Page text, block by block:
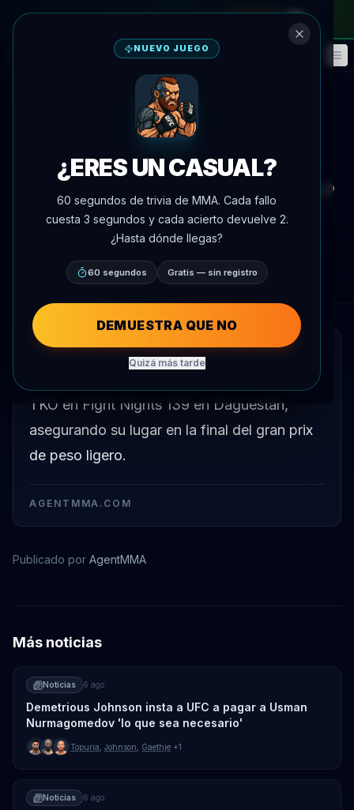
🎮 Fantasía Eventos
Noticias
Ahmed Aliyev Noquea a Tumer
Ondar para Llegar a la Final del GP
de Peso Ligero de Fight Nights
AgentMMA.com
RESUMEN RÁPIDO
TKO en Fight Nights 139 en Daguestán,
asegurando su lugar en la final del gran prix
de peso ligero.
AGENTMMA.COM
Publicado por AgentMMA
Más noticias
Noticias 6 ago
Demetrious Johnson insta a UFC a pagar a Usman
Nurmagomedov 'lo que sea necesario'
Topuria Johnson Gaethje +1
Noticias 6 ago
NUEVO JUEGO
¿ERES UN CASUAL?
60 segundos de trivia de MMA. Cada fallo
cuesta 3 segundos y cada acierto devuelve 2.
¿Hasta dónde llegas?
60 segundos Gratis — sin registro
DEMUESTRA QUE NO
Quizá más tarde